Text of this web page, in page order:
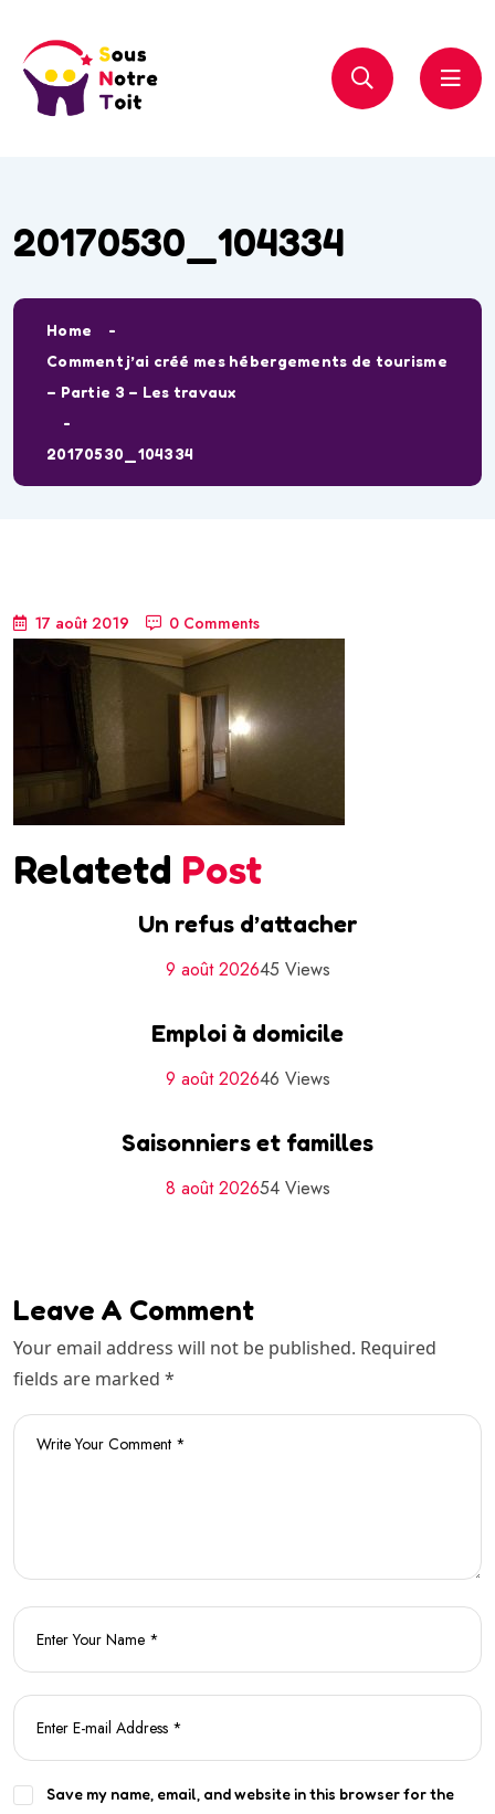
20170530_104334
Home
Comment j’ai créé mes hébergements de tourisme
– Partie 3 – Les travaux
20170530_104334
17 août 2019 0 Comments
Relatetd Post
Un refus d’attacher
9 août 202645 Views
Emploi à domicile
9 août 202646 Views
Saisonniers et familles
8 août 202654 Views
Leave A Comment
Your email address will not be published. Required
fields are marked *
Save my name, email, and website in this browser for the